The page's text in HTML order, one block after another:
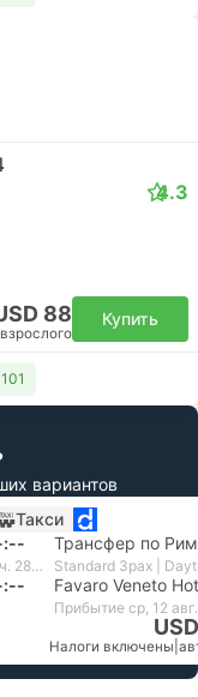
4.3
88 Купить
вариантов
Такси
Трансфер по
5 ч. 28 м.
Прибытие ср, 12 авг.
Налоги включены